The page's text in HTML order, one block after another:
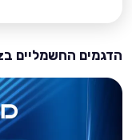
הדגמים החשמליים בCarwiz